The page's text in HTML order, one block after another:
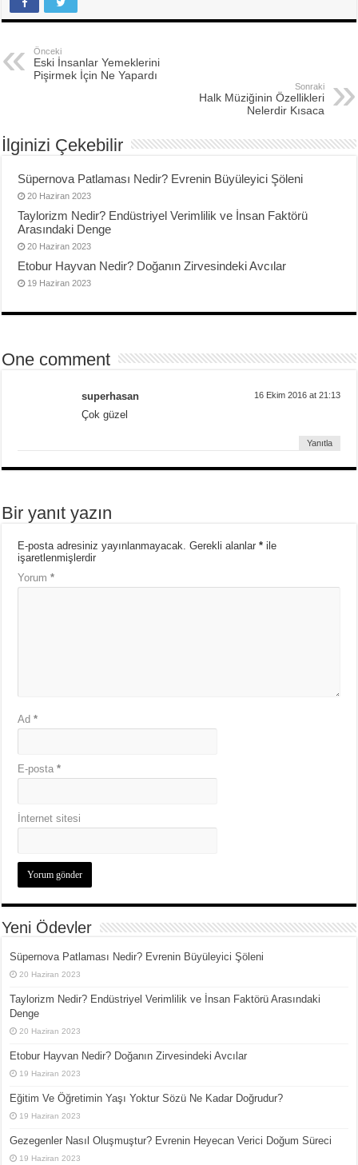
Önceki
Eski İnsanlar Yemeklerini
Pişirmek İçin Ne Yapardı
Sonraki
Halk Müziğinin Özellikleri
Nelerdir Kısaca
İlginizi Çekebilir
Süpernova Patlaması Nedir? Evrenin Büyüleyici Şöleni
20 Haziran 2023
Taylorizm Nedir? Endüstriyel Verimlilik ve İnsan Faktörü
Arasındaki Denge
20 Haziran 2023
Etobur Hayvan Nedir? Doğanın Zirvesindeki Avcılar
19 Haziran 2023
One comment
superhasan 16 Ekim 2016 at 21:13
Çok güzel
Yanıtla
Bir yanıt yazın
E-posta adresiniz yayınlanmayacak. Gerekli alanlar* ile
işaretlenmişlerdir
Yorum*
Ad*
E-posta*
İnternet sitesi
Yeni Ödevler
Süpernova Patlaması Nedir? Evrenin Büyüleyici Şöleni
20 Haziran 2023
Taylorizm Nedir? Endüstriyel Verimlilik ve İnsan Faktörü Arasındaki
Denge
20 Haziran 2023
Etobur Hayvan Nedir? Doğanın Zirvesindeki Avcılar
19 Haziran 2023
Eğitim Ve Öğretimin Yaşı Yoktur Sözü Ne Kadar Doğrudur?
19 Haziran 2023
Gezegenler Nasıl Oluşmuştur? Evrenin Heyecan Verici Doğum Süreci
19 Haziran 2023